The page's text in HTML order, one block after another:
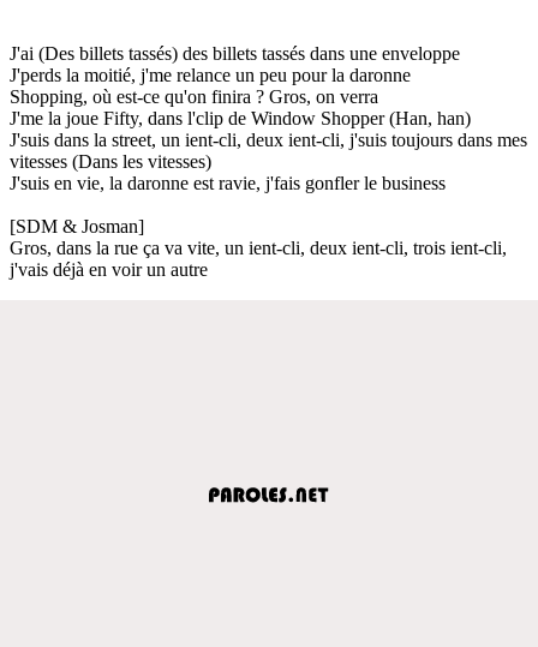
J'ai (Des billets tassés) des billets tassés dans une enveloppe
J'perds la moitié, j'me relance un peu pour la daronne
Shopping, où est-ce qu'on finira ? Gros, on verra
J'me la joue Fifty, dans l'clip de Window Shopper (Han, han)
J'suis dans la street, un ient-cli, deux ient-cli, j'suis toujours dans mes
vitesses (Dans les vitesses)
J'suis en vie, la daronne est ravie, j'fais gonfler le business
[SDM & Josman]
Gros, dans la rue ça va vite, un ient-cli, deux ient-cli, trois ient-cli,
j'vais déjà en voir un autre